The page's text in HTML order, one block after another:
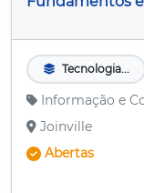
Tecnologia...
Informação e
Joinville
Abertas